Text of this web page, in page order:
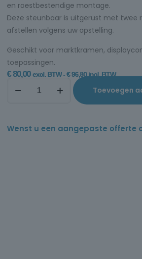
en roestbestendige montage.
Deze steunbaar is uitgerust met twee
afstellen volgens uw opstelling.
Geschikt voor marktkramen,
toepassingen.
€80,00 excl. BTW -€96,80incl. BTW
Toevoegen
Wenst u een aangepaste offerte